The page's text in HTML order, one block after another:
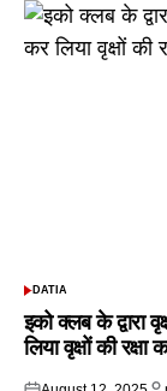
POSTED
DATIA
इको क्लब के द्वारा
लिया वृक्षों की